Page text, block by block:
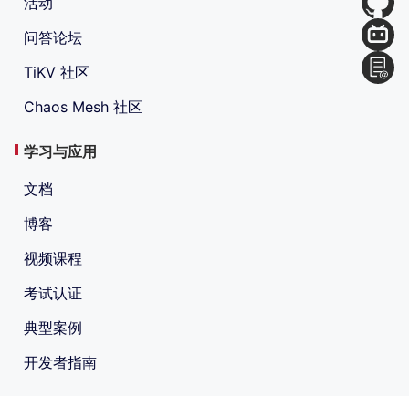
问答论坛
TiKV 社区
Chaos Mesh 社区
学习与应用
文档
博客
视频课程
考试认证
典型案例
开发者指南